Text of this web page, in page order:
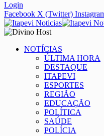
Login
Facebook X (Twitter)
NOTÍCIAS
ÚLTIMA HORA
DESTAQUE
ITAPEVI
ESPORTES
REGIÃO
EDUCAÇÃO
POLÍTICA
SAÚDE
POLÍCIA